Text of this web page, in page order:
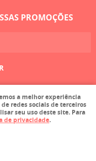
PROMOÇÕES
Ltda EPP
36
a melhor experiência
redes sociais de terceiros
seu uso deste site. Para
de privacidade.